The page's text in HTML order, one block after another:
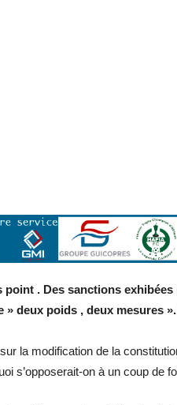
point . Des sanctions exhibées
deux poids , deux mesures
la modification de la
s’opposerait-on à un coup de